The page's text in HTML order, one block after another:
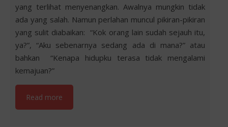
yang terlihat menyenangkan. Awalnya mungkin tidak
ada yang salah. Namun perlahan muncul pikiran-pikiran
yang sulit diabaikan: “Kok orang lain sudah sejauh itu,
ya?”, “Aku sebenarnya sedang ada di mana?” atau
bahkan “Kenapa hidupku terasa tidak mengalami
kemajuan?”
Read more